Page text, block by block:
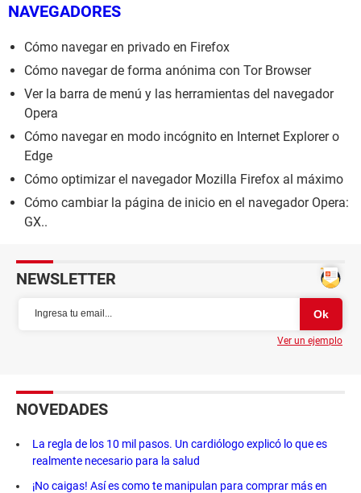
NAVEGADORES
Cómo navegar en privado en Firefox
Cómo navegar de forma anónima con Tor Browser
Ver la barra de menú y las herramientas del navegador
Opera
Cómo navegar en modo incógnito en Internet Explorer o
Edge
Cómo optimizar el navegador Mozilla Firefox al máximo
Cómo cambiar la página de inicio en el navegador Opera:
GX..
NEWSLETTER
Ver un ejemplo
NOVEDADES
La regla de los 10 mil pasos. Un cardiólogo explicó lo que es
realmente necesario para la salud
¡No caigas! Así es como te manipulan para comprar más en